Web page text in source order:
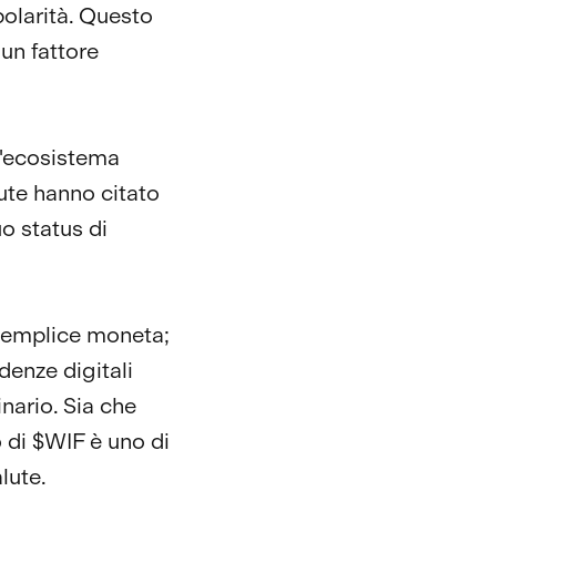
Questo
fattore
hanno citato
status di
moneta;
digitali
Sia che
$WIF è uno di